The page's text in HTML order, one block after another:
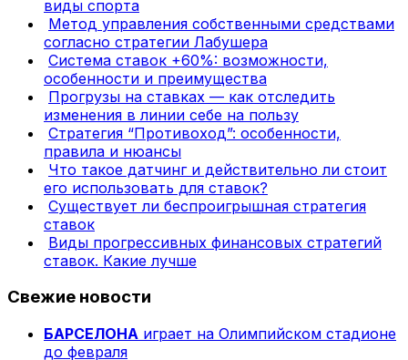
виды спорта
Метод управления собственными средствами
согласно стратегии Лабушера
Система ставок +60%: возможности,
особенности и преимущества
Прогрузы на ставках — как отследить
изменения в линии себе на пользу
Стратегия “Противоход”: особенности,
правила и нюансы
Что такое датчинг и действительно ли стоит
его использовать для ставок?
Существует ли беспроигрышная стратегия
ставок
Виды прогрессивных финансовых стратегий
ставок. Какие лучше
Свежие новости
БАРСЕЛОНА играет на Олимпийском стадионе
до февраля